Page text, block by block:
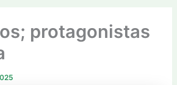
protagonistas